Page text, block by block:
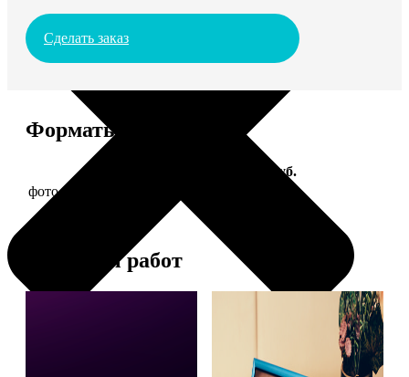
Сделать заказ
Форматы и цены
Цена, руб.
фото 15х20 в деревянной рамке
Примеры работ